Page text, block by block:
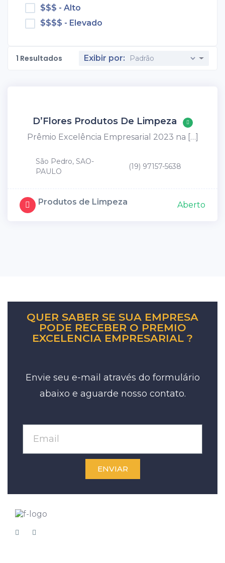
$$$ - Alto
$$$$ - Elevado
1 Resultados Exibir por:
D’Flores Produtos De Limpeza
Prêmio Excelência Empresarial 2023 na […]
São Pedro, SAO-
PAULO
(19) 97157-5638
Produtos de Limpeza Aberto
QUER SABER SE SUA EMPRESA
PODE RECEBER O PREMIO
EXCELENCIA EMPRESARIAL ?
Envie seu e-mail através do formulário
abaixo e aguarde nosso contato.
ENVIAR